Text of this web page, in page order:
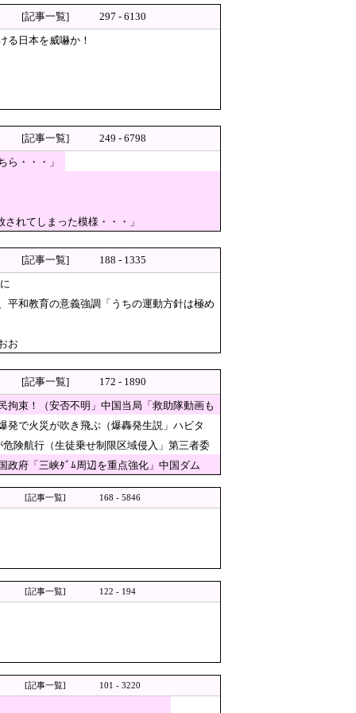
想像以上に厳格すぎて韓国
ン引き、UberEatsが導入した
直面する“音楽以外の壁”ニダ！
く感じる…」 → 野口健さん「休養日
クスだけだろ！」
方 石原壮一郎氏
万人がポイント給付事業か
端に市場が動き出したが……
問題が全く解決しないと多くの埼玉県民が怒り
[記事一覧]
297 - 6130
る日本を威嚇か！
[記事一覧]
249 - 6798
ら・・・」
れてしまった模様・・・」
[記事一覧]
188 - 1335
平和教育の意義強調「うちの運動方針は極め
お
[記事一覧]
172 - 1890
拘束！（安否不明」中国当局「救助隊動画も
発で火災が吹き飛ぶ（爆轟発生説」ハビタ
険航行（生徒乗せ制限区域侵入」第三者委
政府「三峡ﾀﾞﾑ周辺を重点強化」中国ダム
[記事一覧] 168 - 5846
[記事一覧] 122 - 194
[記事一覧] 101 - 3220